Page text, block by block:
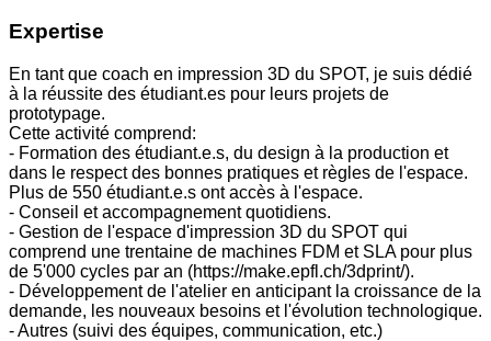
Expertise
En tant que coach en impression 3D du SPOT, je suis dédié
à la réussite des étudiant.es pour leurs projets de
prototypage.
Cette activité comprend:
- Formation des étudiant.e.s, du design à la production et
dans le respect des bonnes pratiques et règles de l'espace.
Plus de 550 étudiant.e.s ont accès à l'espace.
- Conseil et accompagnement quotidiens.
- Gestion de l'espace d'impression 3D du SPOT qui
comprend une trentaine de machines FDM et SLA pour plus
de 5'000 cycles par an (https://make.epfl.ch/3dprint/).
- Développement de l'atelier en anticipant la croissance de la
demande, les nouveaux besoins et l'évolution technologique.
- Autres (suivi des équipes, communication, etc.)